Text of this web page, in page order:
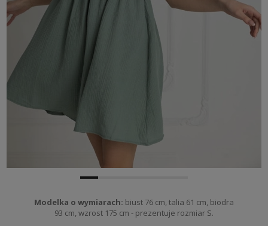
Modelka o wymiarach: biust 76 cm, talia 61 cm, biodra
93 cm, wzrost 175 cm - prezentuje rozmiar S.